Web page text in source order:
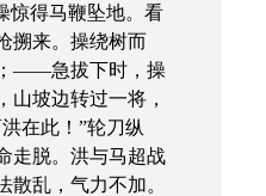
惊得马鞭坠地。看
搠来。操绕树而
——急拔下时，操
山坡边转过一将，
在此！”轮刀纵
走脱。洪与马超战
散乱，气力不加。